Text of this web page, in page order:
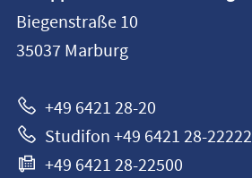
Philipps-
Universität
Marburg
Biegenstraße 10
35037 Marburg
+49 6421 28-20
Studifon +49 6421 28-22222
+49 6421 28-22500